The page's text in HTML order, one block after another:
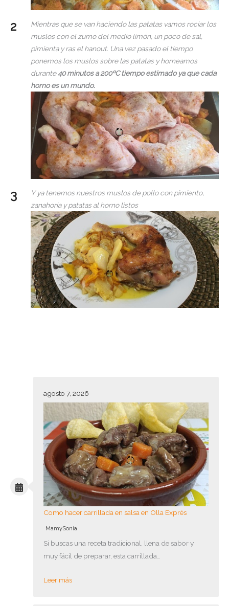
Mientras que se van haciendo las patatas vamos rociar los
muslos con el zumo del medio limón, un poco de sal,
pimienta y ras el hanout. Una vez pasado el tiempo
ponemos los muslos sobre las patatas y horneamos
durante40 minutos a 200ºC tiempo estimado ya que cada
horno es un mundo.
Y ya tenemos nuestros muslos de pollo con pimiento,
zanahoria y patatas al horno listos
agosto 7, 2026
Como hacer carrillada en salsa en Olla Exprés
MamySonia
Si buscas una receta tradicional, llena de sabor y
muy fácil de preparar, esta carrillada…
Leer más